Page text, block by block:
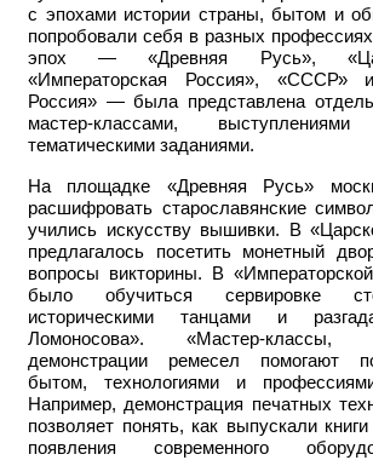
с эпохами истории страны, бытом и
попробовали себя в разных
эпох — «Древняя Русь»,
«Императорская Россия», «СССР»
Россия» — была представлена
мастер-классами,
тематическими заданиями.
На площадке «Древняя Русь»
расшифровать старославянские
учились искусству вышивки. В
предлагалось посетить монетный
вопросы викторины. В
было обучиться сервировке
историческими танцами и
Ломоносова». «Мастер-
демонстрации ремесел помогают
бытом, технологиями и
Например, демонстрация печатных
позволяет понять, как выпускали
появления современного